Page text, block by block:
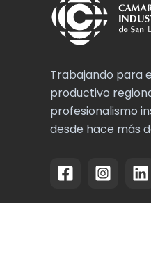
Trabajando para
productivo
profesionalismo
desde hace más